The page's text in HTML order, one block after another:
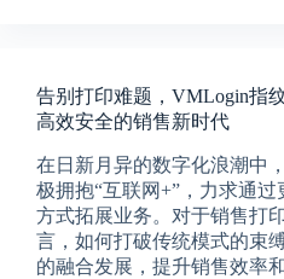
告别打印难题，VMLogin指
高效安全的销售新时代
在日新月异的数字化浪潮中
极拥抱“互联网+”，力求通
方式拓展业务。对于销售打
言，如何打破传统模式的束
的融合发展，提升销售效率